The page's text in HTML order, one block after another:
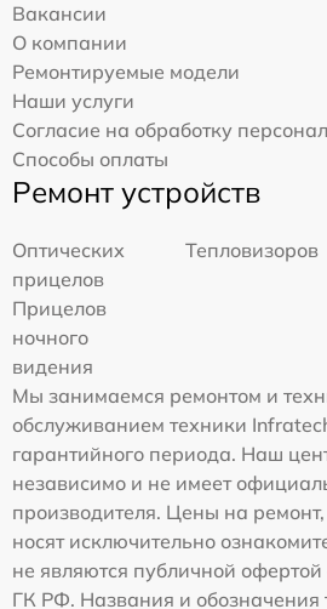
Вакансии
О компании
Ремонтируемые модели
Наши услуги
Согласие на обработку
Способы оплаты
Ремонт устройств
Оптических
прицелов
Тепловизоров
Прицелов
ночного
видения
Мы занимаемся ремонтом и
обслуживанием техники
гарантийного периода. Наш
независимо и не имеет
производителя. Цены на
носят исключительно
не являются публичной офертой
ГК РФ. Названия и обозначения